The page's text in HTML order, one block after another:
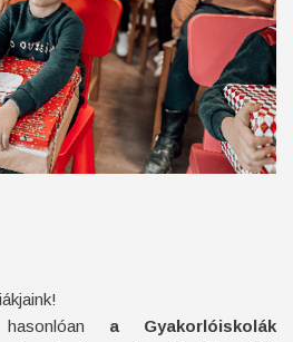
a Gyakorlóiskolák